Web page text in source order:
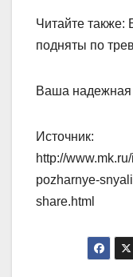
Читайте также:
подняты по
Ваша
Источник:
http://
pozharnye-
share.html